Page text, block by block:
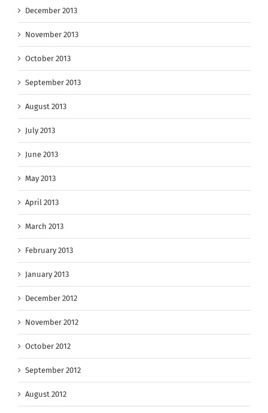
December 2013
November 2013
October 2013
September 2013
August 2013
July 2013
June 2013
May 2013
April 2013
March 2013
February 2013
January 2013
December 2012
November 2012
October 2012
September 2012
August 2012